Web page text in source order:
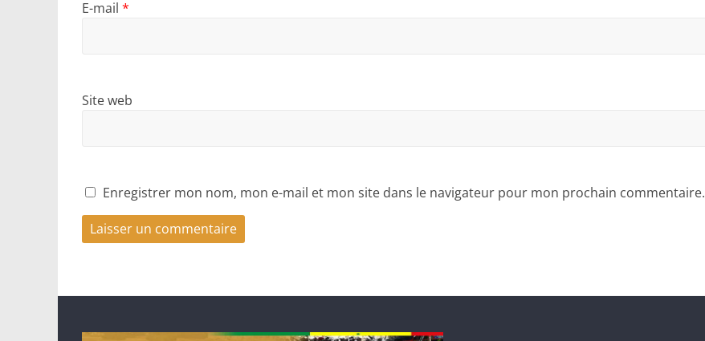
E-mail *
Site web
Enregistrer mon nom, mon e-mail et mon site dans le navigateur pour mon prochain commentaire.